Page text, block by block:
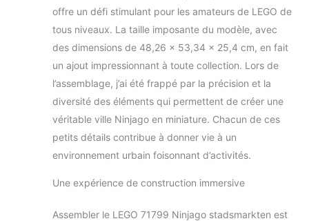
offre un défi stimulant pour les amateurs de LEGO de
tous niveaux. La taille imposante du modèle, avec
des dimensions de 48,26 x 53,34 x 25,4 cm, en fait
un ajout impressionnant à toute collection. Lors de
l’assemblage, j’ai été frappé par la précision et la
diversité des éléments qui permettent de créer une
véritable ville Ninjago en miniature. Chacun de ces
petits détails contribue à donner vie à un
environnement urbain foisonnant d’activités.
Une expérience de construction immersive
Assembler le LEGO 71799 Ninjago stadsmarkten est